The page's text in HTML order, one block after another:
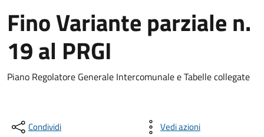
Fino Variante parziale n.
19 al PRGI
Piano Regolatore Generale Intercomunale e Tabelle collegate
Condividi Vedi azioni